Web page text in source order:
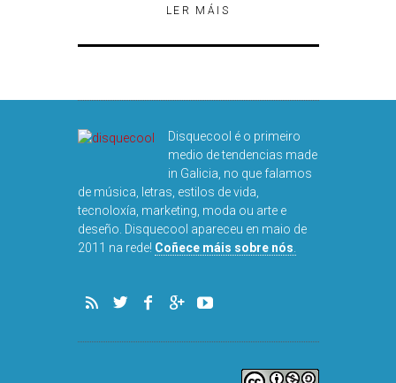
LER MÁIS
Disquecool é o primeiro
medio de tendencias made
in Galicia, no que falamos
de música, letras, estilos de vida,
tecnoloxía, marketing, moda ou arte e
deseño. Disquecool apareceu en maio de
2011 na rede! Coñece máis sobre nós